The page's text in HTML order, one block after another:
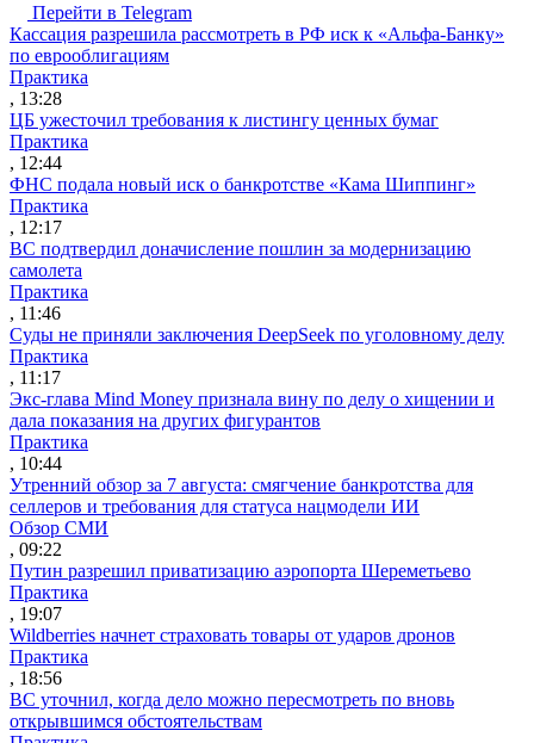
Перейти в Telegram
Кассация разрешила рассмотреть в РФ иск к «Альфа-Банку»
по еврооблигациям
Практика
, 13:28
ЦБ ужесточил требования к листингу ценных бумаг
Практика
, 12:44
ФНС подала новый иск о банкротстве «Кама Шиппинг»
Практика
, 12:17
ВС подтвердил доначисление пошлин за модернизацию
самолета
Практика
, 11:46
Суды не приняли заключения DeepSeek по уголовному делу
Практика
, 11:17
Экс-глава Mind Money признала вину по делу о хищении и
дала показания на других фигурантов
Практика
, 10:44
Утренний обзор за 7 августа: смягчение банкротства для
селлеров и требования для статуса нацмодели ИИ
Обзор СМИ
, 09:22
Путин разрешил приватизацию аэропорта Шереметьево
Практика
, 19:07
Wildberries начнет страховать товары от ударов дронов
Практика
, 18:56
ВС уточнил, когда дело можно пересмотреть по вновь
открывшимся обстоятельствам